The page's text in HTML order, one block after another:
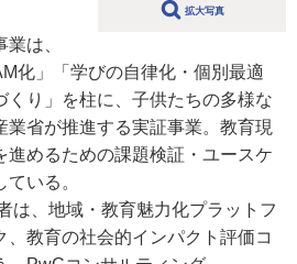
拡大写真
は、
化」「学びの自律化・個別最適
くり」を柱に、子供たちの多様な
業省が推進する実証事業。教育現
進めるための課題検証・ユースケ
いる。
、地域・教育魅力化プラットフ
、教育の社会的インパクト評価コ